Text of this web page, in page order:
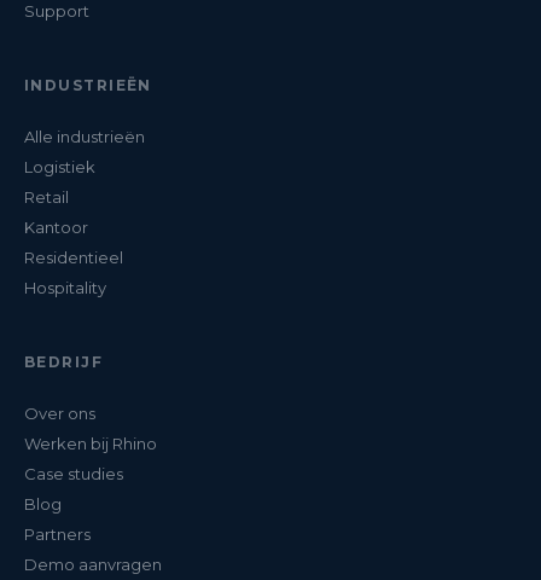
Support
INDUSTRIEËN
Alle industrieën
Logistiek
Retail
Kantoor
Residentieel
Hospitality
BEDRIJF
Over ons
Werken bij Rhino
Case studies
Blog
Partners
Demo aanvragen